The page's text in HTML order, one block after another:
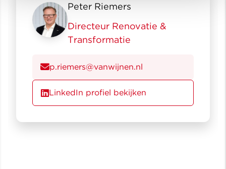
Peter Riemers
Directeur Renovatie &
Transformatie
p.riemers@vanwijnen.nl
LinkedIn profiel bekijken